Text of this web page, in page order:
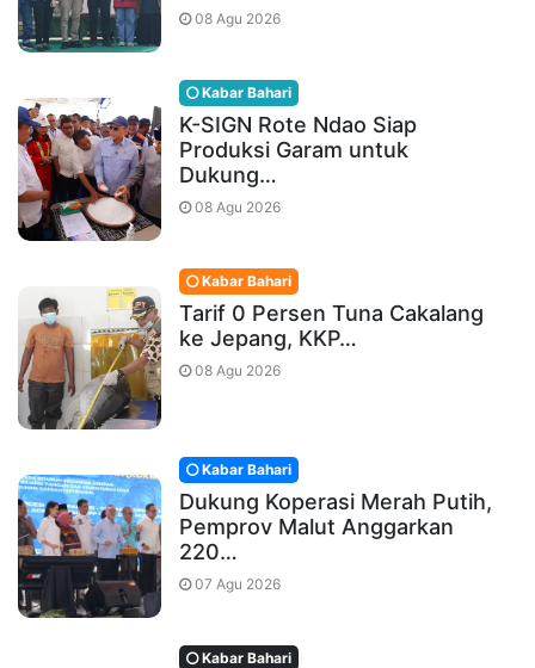
08 Agu 2026
Kabar Bahari
K-SIGN Rote Ndao Siap
Produksi Garam untuk
Dukung…
08 Agu 2026
Kabar Bahari
Tarif 0 Persen Tuna Cakalang
ke Jepang, KKP…
08 Agu 2026
Kabar Bahari
Dukung Koperasi Merah Putih,
Pemprov Malut Anggarkan
220…
07 Agu 2026
Kabar Bahari